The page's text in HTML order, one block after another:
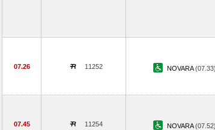
07.26 11252 NOVARA(07.33)
07.45 11254 NOVARA(07.52)